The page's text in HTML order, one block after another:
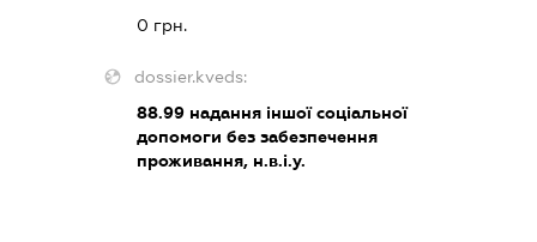
0 грн.
dossier.kveds:
88.99надання іншої соціальної
допомоги без забезпечення
проживання, н.в.і.у.